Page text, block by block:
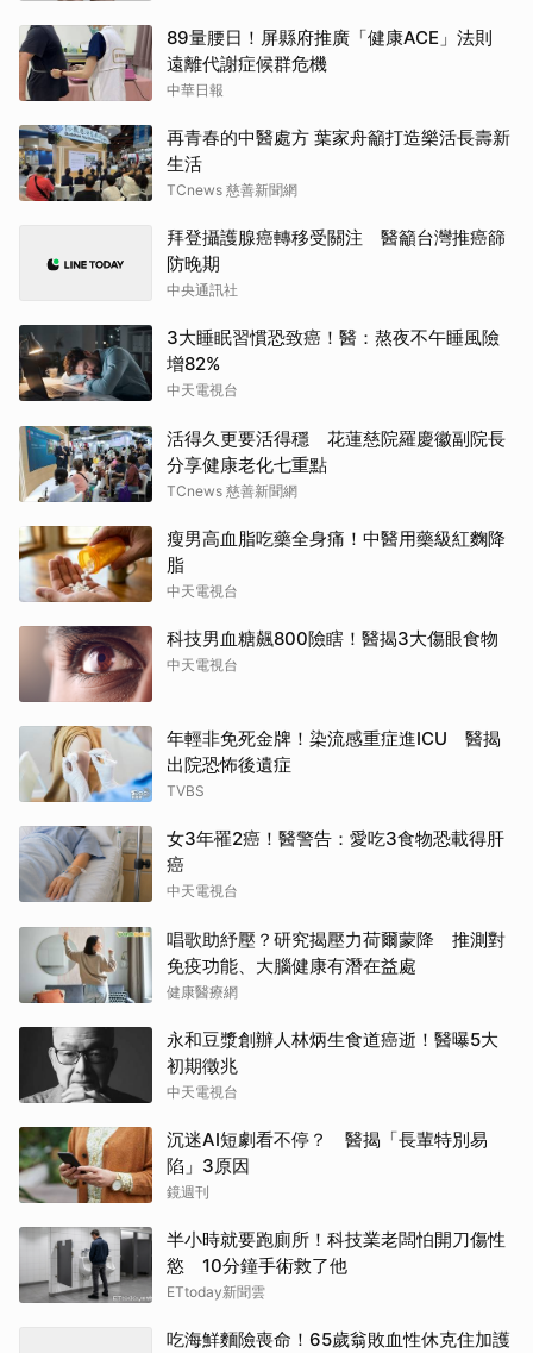
89量腰日！屏縣府推廣「健康ACE」法則
遠離代謝症候群危機
中華日報
再青春的中醫處方 葉家舟籲打造樂活長壽新
生活
TCnews 慈善新聞網
拜登攝護腺癌轉移受關注 醫籲台灣推癌篩
防晚期
中央通訊社
3大睡眠習慣恐致癌！醫：熬夜不午睡風險
增82%
中天電視台
活得久更要活得穩 花蓮慈院羅慶徽副院長
分享健康老化七重點
TCnews 慈善新聞網
瘦男高血脂吃藥全身痛！中醫用藥級紅麴降
脂
中天電視台
科技男血糖飆800險瞎！醫揭3大傷眼食物
中天電視台
年輕非免死金牌！染流感重症進ICU 醫揭
出院恐怖後遺症
TVBS
女3年罹2癌！醫警告：愛吃3食物恐載得肝
癌
中天電視台
唱歌助紓壓？研究揭壓力荷爾蒙降 推測對
免疫功能、大腦健康有潛在益處
健康醫療網
永和豆漿創辦人林炳生食道癌逝！醫曝5大
初期徵兆
中天電視台
沉迷AI短劇看不停？ 醫揭「長輩特別易
陷」3原因
鏡週刊
半小時就要跑廁所！科技業老闆怕開刀傷性
慾 10分鐘手術救了他
ETtoday新聞雲
吃海鮮麵險喪命！65歲翁敗血性休克住加護